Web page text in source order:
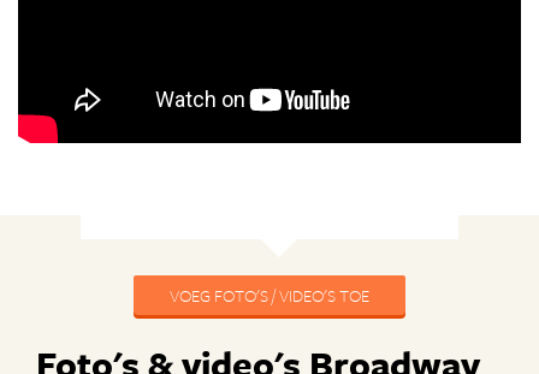
VOEG FOTO'S / VIDEO'S TOE